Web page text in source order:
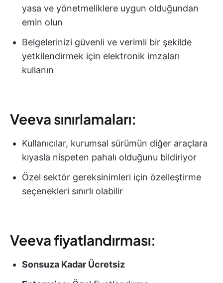
yasa ve yönetmeliklere uygun olduğundan
emin olun
Belgelerinizi güvenli ve verimli bir şekilde
yetkilendirmek için elektronik imzaları
kullanın
Veeva sınırlamaları:
Kullanıcılar, kurumsal sürümün diğer araçlara
kıyasla nispeten pahalı olduğunu bildiriyor
Özel sektör gereksinimleri için özelleştirme
seçenekleri sınırlı olabilir
Veeva fiyatlandırması:
Sonsuza Kadar Ücretsiz